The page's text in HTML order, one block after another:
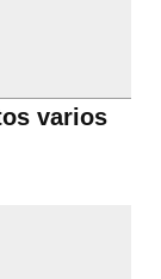
varios